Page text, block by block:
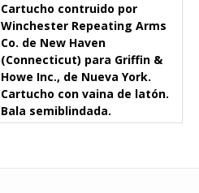
Cartucho contruido por
Winchester Repeating Arms
Co. de New Haven
(Connecticut) para Griffin &
Howe Inc., de Nueva York.
Cartucho con vaina de latón.
Bala semiblindada.